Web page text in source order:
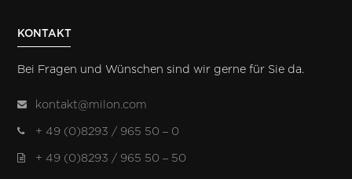
KONTAKT
Bei Fragen und Wünschen sind wir gerne für Sie da.
kontakt@milon.com
+ 49 (0)8293 / 965 50 – 0
+ 49 (0)8293 / 965 50 – 50